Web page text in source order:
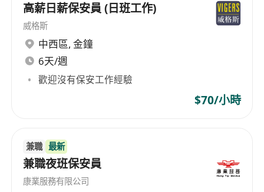
高薪日薪保安員 (日班工作)
威格斯
中西區, 金鐘
6天/週
歡迎沒有保安工作經驗
$70/小時
兼職 最新
兼職夜班保安員
康業服務有限公司